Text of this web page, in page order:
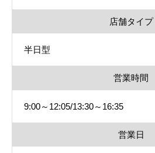
店舗タイプ
半日型
営業時間
9:00～12:05/13:30～16:35
営業日